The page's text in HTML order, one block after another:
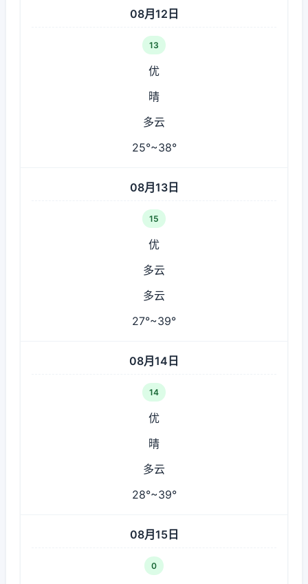
08月12日
13
优
晴
多云
25°~38°
08月13日
15
优
多云
多云
27°~39°
08月14日
14
优
晴
多云
28°~39°
08月15日
0